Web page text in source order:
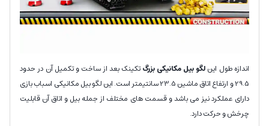
اندازه طول اینلگو بیل مکانیکی بزرگتکینک بعد از ساخت و تکمیل آن در حدود
29.5 و ارتفاع اتاق ماشین 23.5 سانتیمتر است. این لگو بیل مکانیکی اسباب بازی
دارای عملکرد نیز می باشد و قسمت های مختلف از جمله بیل و اتاق آن قابلیت
چرخش و حرکت دارد.